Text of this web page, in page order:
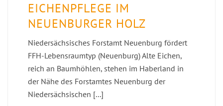
EICHENPFLEGE IM
NEUENBURGER HOLZ
Niedersächsisches Forstamt Neuenburg fördert
FFH-Lebensraumtyp (Neuenburg) Alte Eichen,
reich an Baumhöhlen, stehen im Haberland in
der Nähe des Forstamtes Neuenburg der
Niedersächsischen [...]